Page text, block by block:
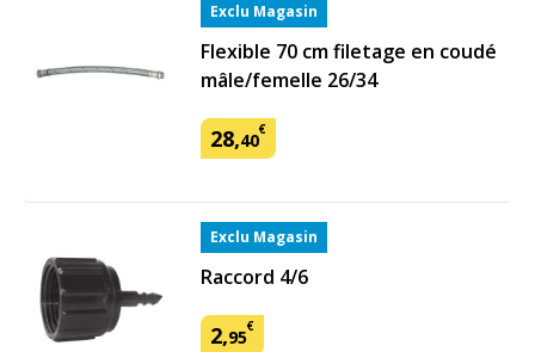
Exclu Magasin
Flexible 70 cm filetage en coudé
mâle/femelle 26/34
28,40€
Exclu Magasin
Raccord 4/6
2,95€